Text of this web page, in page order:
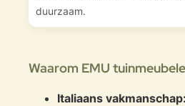
duurzaam.
Waarom EMU
Italiaans vakmanschap: